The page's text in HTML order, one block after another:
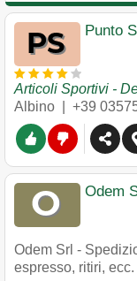
Punto
Articoli Sportivi -
Albino
+39
Odem
Odem Srl -
espresso, ritiri, ecc.